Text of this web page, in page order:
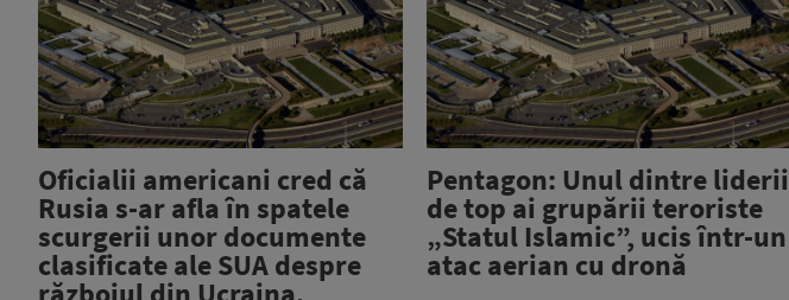
Oficialii americani cred că
Rusia s-ar afla în spatele
scurgerii unor documente
clasificate ale SUA despre
Pentagon: Unul dintre liderii
de top ai grupării teroriste
„Statul Islamic”, ucis într-un
atac aerian cu dronă